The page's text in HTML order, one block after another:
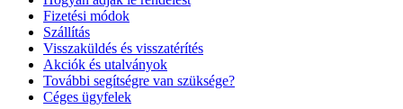
Fizetési módok
Szállítás
Visszaküldés és visszatérítés
Akciók és utalványok
További segítségre van szüksége?
Céges ügyfelek